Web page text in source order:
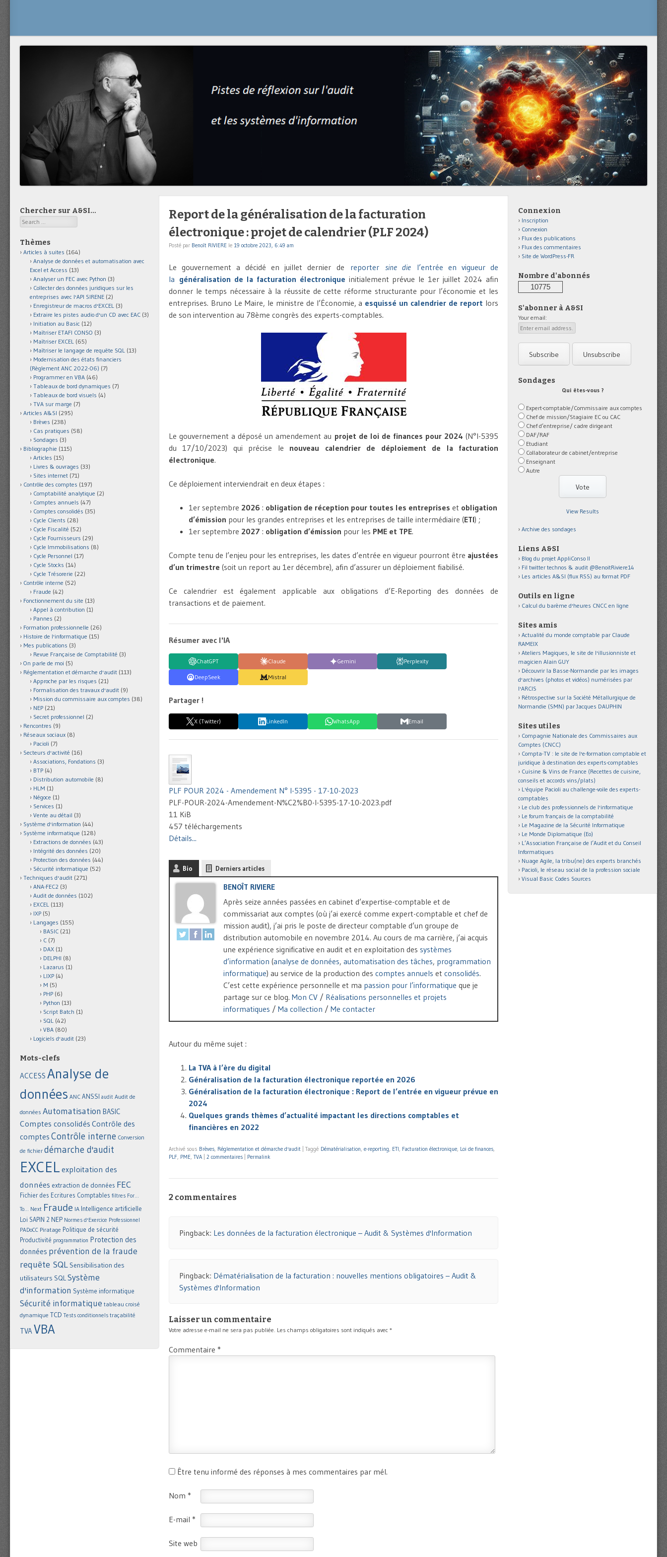
Report de la généralisation de la facturation
électronique : projet de calendrier (PLF 2024)
Posté par Benoît RIVIERE le 19 octobre 2023, 6:49 am
Le gouvernement a décidé en juillet dernier de reporter sine diel’entrée en vigueur de
la généralisation de la facturation électronique initialement prévue le 1er juillet 2024 afin
donner le temps nécessaire à la réussite de cette réforme structurante pour l’économie et les
entreprises. Bruno Le Maire, le ministre de l’Économie, a esquissé un calendrier de report lors
de son intervention au 78ème congrès des experts-comptables.
Le gouvernement a déposé un amendement au projet de loi de finances pour 2024 (N°I-5395
du 17/10/2023) qui précise le nouveau calendrier de déploiement de la facturation
électronique.
Ce déploiement interviendrait en deux étapes :
1er septembre 2026 : obligation de réception pour toutes les entreprises et obligation
d’émission pour les grandes entreprises et les entreprises de taille intermédiaire (ETI) ;
1er septembre 2027 : obligation d’émission pour les PME et TPE.
Compte tenu de l’enjeu pour les entreprises, les dates d’entrée en vigueur pourront être ajustées
d’un trimestre (soit un report au 1er décembre), afin d’assurer un déploiement fiabilisé.
Ce calendrier est également applicable aux obligations d’E-Reporting des données de
transactions et de paiement.
Résumer avec l'IA
ChatGPT Claude Gemini Perplexity
DeepSeek Mistral
Partager !
X (Twitter) LinkedIn WhatsApp Email
PLF POUR 2024 - Amendement N° I-5395 - 17-10-2023
PLF-POUR-2024-Amendement-N%C2%B0-I-5395-17-10-2023.pdf
11 KiB
457 téléchargements
Détails...
Bio Derniers articles
BENOÎT RIVIERE
Après seize années passées en cabinet d’expertise-comptable et de
commissariat aux comptes (où j’ai exercé comme expert-comptable et chef de
mission audit), j’ai pris le poste de directeur comptable d’un groupe de
distribution automobile en novembre 2014. Au cours de ma carrière, j’ai acquis
une expérience significative en audit et en exploitation des systèmes
d’information (analyse de données, automatisation des tâches, programmation
informatique) au service de la production des comptes annuels et consolidés.
C’est cette expérience personnelle et ma passion pour l’informatique que je
partage sur ce blog. Mon CV / Réalisations personnelles et projets
informatiques / Ma collection / Me contacter
Autour du même sujet :
La TVA à l’ère du digital
Généralisation de la facturation électronique reportée en 2026
Généralisation de la facturation électronique : Report de l’entrée en vigueur prévue en
2024
Quelques grands thèmes d’actualité impactant les directions comptables et
financières en 2022
Archivé sous Brèves, Réglementation et démarche d'audit Taggé Dématérialisation, e-reporting, ETI, Facturation électronique, Loi de finances,
PLF, PME, TVA 2 commentaires Permalink
2 commentaires
Pingback: Les données de la facturation électronique – Audit & Systèmes d'Information
Pingback: Dématérialisation de la facturation : nouvelles mentions obligatoires – Audit &
Systèmes d'Information
Laisser un commentaire
Votre adresse e-mail ne sera pas publiée. Les champs obligatoires sont indiqués avec *
Commentaire *
Être tenu informé des réponses à mes commentaires par mél.
Nom *
E-mail *
Site web
Chercher sur A&SI…
Search
Thèmes
Articles à suites (164)
Analyse de données et automatisation avec
Excel et Access (13)
Analyser un FEC avec Python (3)
Collecter des données juridiques sur les
entreprises avec l'API SIRENE (2)
Enregistreur de macros d'EXCEL (3)
Extraire les pistes audio d'un CD avec EAC (3)
Initiation au Basic (12)
Maîtriser ETAFI CONSO (3)
Maîtriser EXCEL (65)
Maîtriser le langage de requête SQL (13)
Modernisation des états financiers
(Règlement ANC 2022-06) (7)
Programmer en VBA (46)
Tableaux de bord dynamiques (7)
Tableaux de bord visuels (4)
TVA sur marge (7)
Articles A&SI (295)
Brèves (238)
Cas pratiques (58)
Sondages (3)
Bibliographie (115)
Articles (15)
Livres & ouvrages (33)
Sites internet (71)
Contrôle des comptes (197)
Comptabilité analytique (2)
Comptes annuels (47)
Comptes consolidés (35)
Cycle Clients (28)
Cycle Fiscalité (52)
Cycle Fournisseurs (29)
Cycle Immobilisations (8)
Cycle Personnel (17)
Cycle Stocks (14)
Cycle Trésorerie (22)
Contrôle interne (52)
Fraude (42)
Fonctionnement du site (13)
Appel à contribution (1)
Pannes (2)
Formation professionnelle (26)
Histoire de l'informatique (15)
Mes publications (3)
Revue Française de Comptabilité (3)
On parle de moi (5)
Réglementation et démarche d'audit (113)
Approche par les risques (21)
Formalisation des travaux d'audit (9)
Mission du commissaire aux comptes (38)
NEP (21)
Secret professionnel (2)
Rencontres (9)
Réseaux sociaux (8)
Pacioli (7)
Secteurs d'activité (16)
Associations, Fondations (3)
BTP (4)
Distribution automobile (8)
HLM (1)
Négoce (1)
Services (1)
Vente au détail (3)
Système d'information (44)
Système informatique (128)
Extractions de données (43)
Intégrité des données (20)
Protection des données (44)
Sécurité informatique (52)
Techniques d'audit (271)
ANA-FEC2 (3)
Audit de données (102)
EXCEL (113)
IXP (5)
Langages (155)
BASIC (21)
C (7)
DAX (1)
DELPHI (8)
Lazarus (1)
LIXP (4)
M (5)
PHP (6)
Python (13)
Script Batch (1)
SQL (42)
VBA (80)
Logiciels d'audit (23)
Mots-clefs
ACCESS Analyse de
données ANC ANSSI audit Audit de
données Automatisation BASIC
Comptes consolidés Contrôle des
comptes Contrôle interne Conversion
de fichier démarche d'audit
EXCEL exploitation des
données extraction de données FEC
Fichier des Ecritures Comptables filtres For...
To... Next Fraude IA Intelligence artificielle
Loi SAPIN 2 NEP Normes d'Exercice Professionnel
PADoCC Piratage Politique de sécurité
Productivité programmation Protection des
données prévention de la fraude
requête SQL Sensibilisation des
utilisateurs SQLSystème
d'information Système informatique
Sécurité informatique tableau croisé
dynamique TCD Tests conditionnels traçabilité
TVAVBA
Connexion
Inscription
Connexion
Flux des publications
Flux des commentaires
Site de WordPress-FR
Nombre d'abonnés
10775
S'abonner à A&SI
Your email:
Sondages
Qui êtes-vous ?
Expert-comptable/Commissaire aux comptes
Chef de mission/Stagiaire EC ou CAC
Chef d’entreprise/ cadre dirigeant
DAF/RAF
Etudiant
Collaborateur de cabinet/entreprise
Enseignant
Autre
View Results
Archive des sondages
Liens A&SI
Blog du projet AppliConso II
Fil twitter technos & audit @BenoitRiviere14
Les articles A&SI (flux RSS) au format PDF
Outils en ligne
Calcul du barème d'heures CNCC en ligne
Sites amis
Actualité du monde comptable par Claude
RAMEIX
Ateliers Magiques, le site de l'illusionniste et
magicien Alain GUY
Découvrir la Basse-Normandie par les images
d'archives (photos et vidéos) numérisées par
l'ARCIS
Rétrospective sur la Société Métallurgique de
Normandie (SMN) par Jacques DAUPHIN
Sites utiles
Compagnie Nationale des Commissaires aux
Comptes (CNCC)
Compta-TV : le site de l'e-formation comptable et
juridique à destination des experts-comptables
Cuisine & Vins de France (Recettes de cuisine,
conseils et accords vins/plats)
L'équipe Pacioli au challenge-voile des experts-
comptables
Le club des professionnels de l'informatique
Le forum français de la comptabilité
Le Magazine de la Sécurité Informatique
Le Monde Diplomatique (Eo)
L’Association Française de l’Audit et du Conseil
Informatiques
Nuage Agile, la tribu(ne) des experts branchés
Pacioli, le réseau social de la profession sociale
Visual Basic Codes Sources